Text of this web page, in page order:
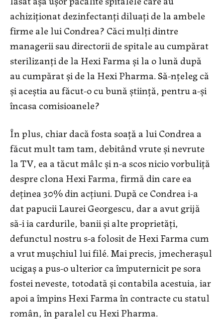
achiziționat dezinfectanți diluați de la ambele
firme ale lui Condrea? Căci mulți dintre
managerii sau directorii de spitale au cumpărat
sterilizanți de la Hexi Farma și la o lună după
au cumpărat și de la Hexi Pharma. Să-nțeleg că
și aceștia au făcut-o cu bună știință, pentru a-și
încasa comisioanele?
În plus, chiar dacă fosta soață a lui Condrea a
făcut mult tam tam, debitând vrute și nevrute
la TV, ea a tăcut mâlc și n-a scos nicio vorbuliță
despre clona Hexi Farma, firmă din care ea
deținea 30% din acțiuni. După ce Condrea i-a
dat papucii Laurei Georgescu, dar a avut grijă
să-i ia cardurile, banii și alte proprietăți,
defunctul nostru s-a folosit de Hexi Farma cum
a vrut mușchiul lui filé. Mai precis, jmecherașul
ucigaș a pus-o ulterior ca împuternicit pe sora
fostei neveste, totodată și contabila acestuia, iar
apoi a împins Hexi Farma în contracte cu statul
român, în paralel cu Hexi Pharma.